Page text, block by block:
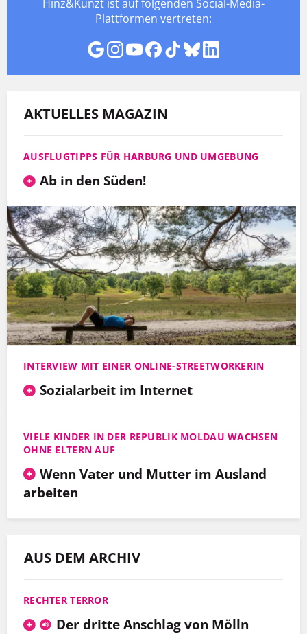
Hinz&Kunzt ist auf folgenden Social-Media-
Plattformen vertreten:
AKTUELLES MAGAZIN
AUSFLUGTIPPS FÜR HARBURG UND UMGEBUNG
Ab in den Süden!
INTERVIEW MIT EINER ONLINE-STREETWORKERIN
Sozialarbeit im Internet
VIELE KINDER IN DER REPUBLIK MOLDAU WACHSEN
OHNE ELTERN AUF
Wenn Vater und Mutter im Ausland
arbeiten
AUS DEM ARCHIV
RECHTER TERROR
Der dritte Anschlag von Mölln